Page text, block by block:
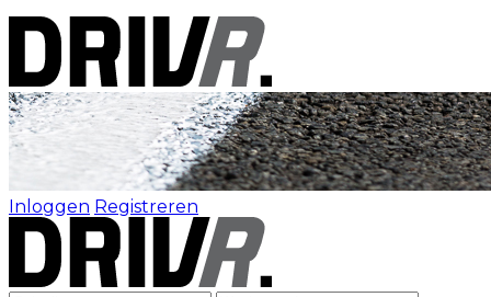
Inloggen Registreren